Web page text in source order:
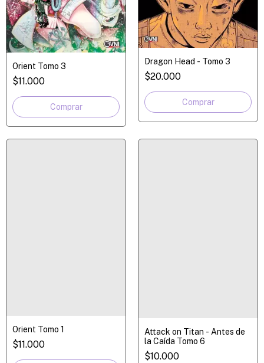
Orient Tomo 3
$11.000
Dragon Head - Tomo 3
$20.000
Orient Tomo 1
$11.000
Attack on Titan - Antes de
la Caída Tomo 6
$10.000